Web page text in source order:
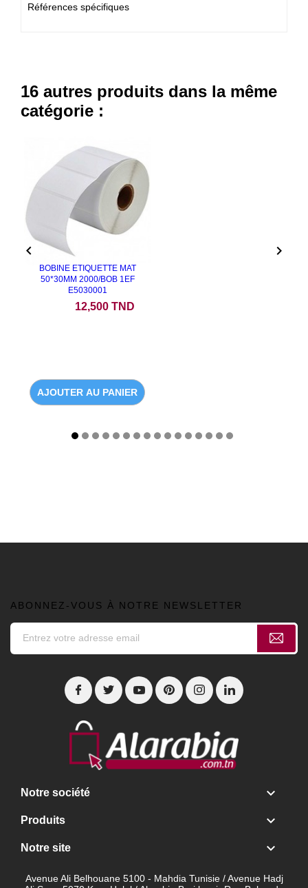
Références spécifiques
16 autres produits dans la même
catégorie :
BOBINE ETIQUETTE MAT
50*30MM 2000/BOB 1EF
E5030001
12,500 TND
AJOUTER AU PANIER
 
ABONNEZ-VOUS À NOTRE NEWSLETTER
Notre société 
Produits 
Notre site 
Avenue Ali Belhouane 5100 - Mahdia Tunisie / Avenue Hadj